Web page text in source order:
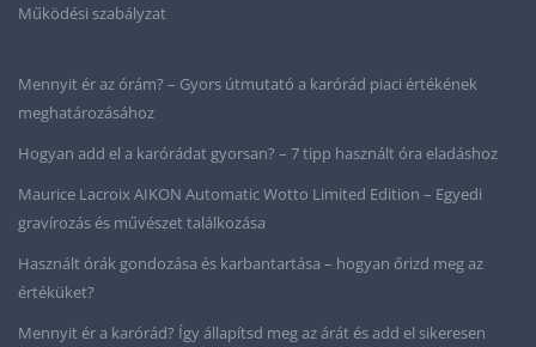
Működési szabályzat
Mennyit ér az órám? – Gyors útmutató a karórád piaci értékének
meghatározásához
Hogyan add el a karórádat gyorsan? – 7 tipp használt óra eladáshoz
Maurice Lacroix AIKON Automatic Wotto Limited Edition – Egyedi
gravírozás és művészet találkozása
Használt órák gondozása és karbantartása – hogyan őrizd meg az
értéküket?
Mennyit ér a karórád? Így állapítsd meg az árát és add el sikeresen